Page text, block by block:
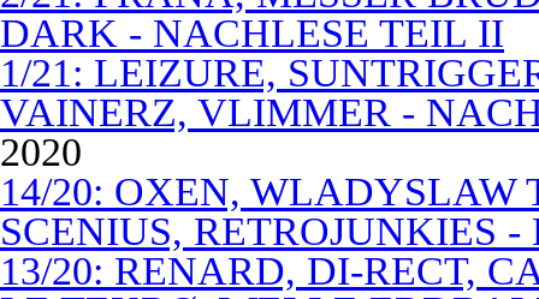
DARK - NACHLESE TEIL II
1/21: LEIZURE,
VAINERZ, VLIMMER -
2020
14/20: OXEN, WLADYSLAW
SCENIUS, RETROJUNKIES
13/20: RENARD, DI-RECT,